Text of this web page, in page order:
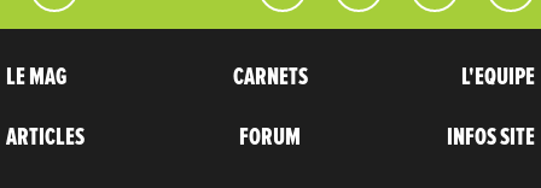
LE MAG
ARTICLES
CARNETS
FORUM
L'EQUIPE
INFOS SITE